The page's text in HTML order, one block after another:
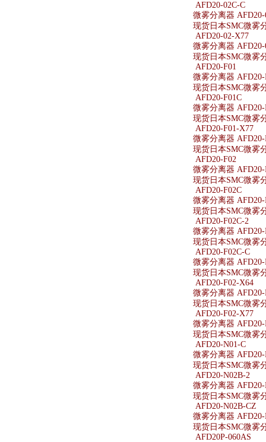
AFD20-02C-C
微雾分离器 AFD20-
现货日本SMC微雾
AFD20-02-X77
微雾分离器 AFD20-
现货日本SMC微雾
AFD20-F01
微雾分离器 AFD20-
现货日本SMC微雾
AFD20-F01C
微雾分离器 AFD20-
现货日本SMC微雾
AFD20-F01-X77
微雾分离器 AFD20-
现货日本SMC微雾
AFD20-F02
微雾分离器 AFD20-
现货日本SMC微雾
AFD20-F02C
微雾分离器 AFD20-
现货日本SMC微雾
AFD20-F02C-2
微雾分离器 AFD20-
现货日本SMC微雾
AFD20-F02C-C
微雾分离器 AFD20-
现货日本SMC微雾
AFD20-F02-X64
微雾分离器 AFD20-
现货日本SMC微雾
AFD20-F02-X77
微雾分离器 AFD20-
现货日本SMC微雾
AFD20-N01-C
微雾分离器 AFD20-
现货日本SMC微雾
AFD20-N02B-2
微雾分离器 AFD20-
现货日本SMC微雾
AFD20-N02B-CZ
微雾分离器
现货日本SMC微雾
AFD20P-060AS